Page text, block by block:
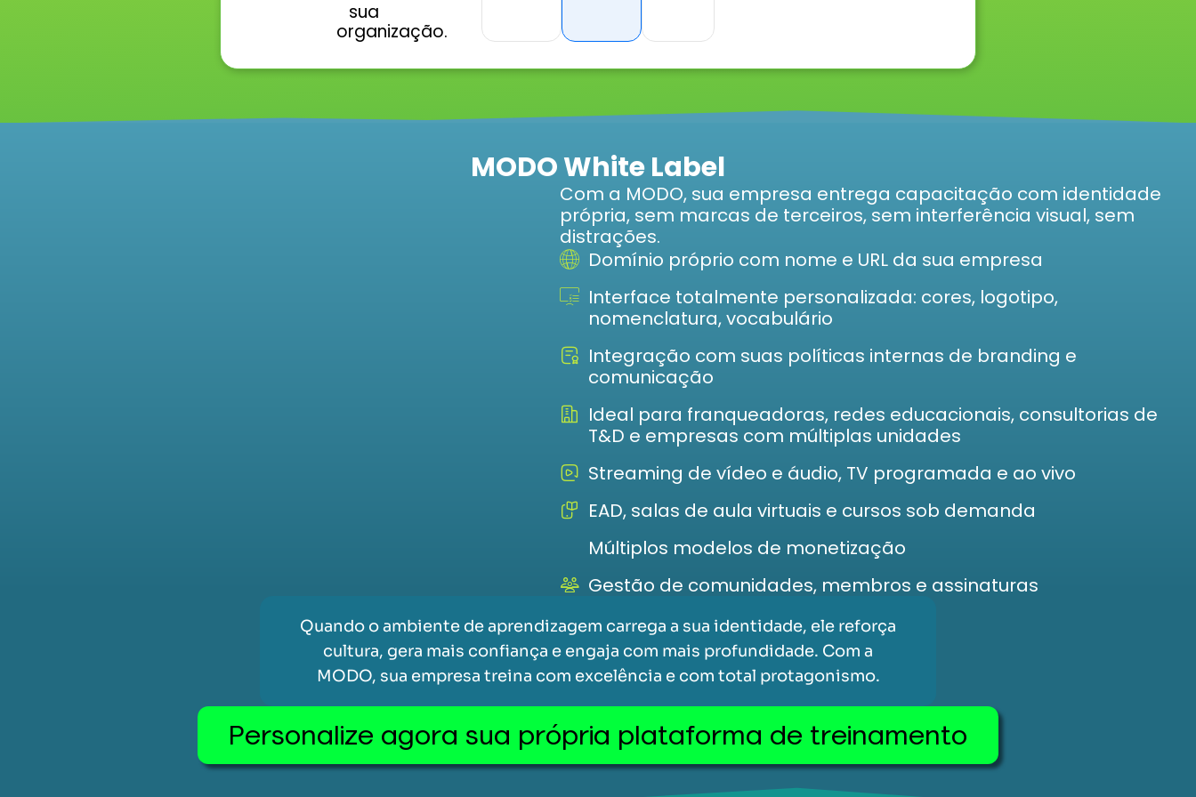
sua
organização.
MODO White Label
Com a MODO, sua empresa entrega capacitação com identidade
própria, sem marcas de terceiros, sem interferência visual, sem
distrações.
Domínio próprio com nome e URL da sua empresa
Interface totalmente personalizada: cores, logotipo,
nomenclatura, vocabulário
Integração com suas políticas internas de branding e
comunicação
Ideal para franqueadoras, redes educacionais, consultorias de
T&D e empresas com múltiplas unidades
Streaming de vídeo e áudio, TV programada e ao vivo
EAD, salas de aula virtuais e cursos sob demanda
Múltiplos modelos de monetização
Gestão de comunidades, membros e assinaturas
Quando o ambiente de aprendizagem carrega a sua identidade, ele reforça
cultura, gera mais confiança e engaja com mais profundidade. Com a
MODO, sua empresa treina com excelência e com total protagonismo.
Personalize agora sua própria plataforma de treinamento